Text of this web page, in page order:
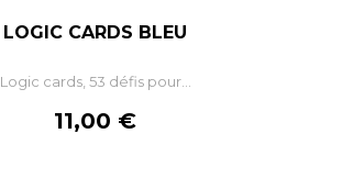
LOGIC CARDS BLEU
Logic cards, 53 défis pour...
Prix
11,00 €
– +